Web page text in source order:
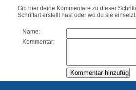
Gib hier deine Kommentare zu dieser
Schriftart erstellt hast oder wo du sie einsetzt.
Name:
Kommentar: